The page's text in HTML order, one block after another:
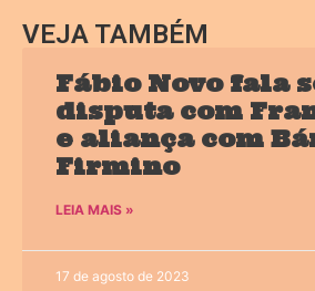
VEJA TAMBÉM
Fábio Novo fala
disputa com
e aliança com
Firmino
LEIA MAIS »
17 de agosto de 2023